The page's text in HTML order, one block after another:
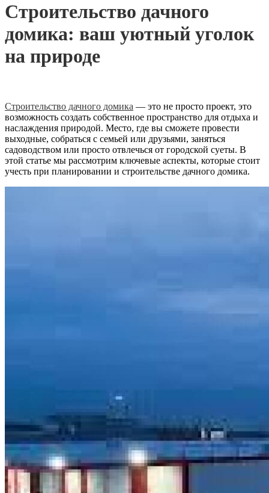
Строительство дачного
домика: ваш уютный уголок
на природе
Строительство дачного домика — это не просто проект, это
возможность создать собственное пространство для отдыха и
наслаждения природой. Место, где вы сможете провести
выходные, собраться с семьей или друзьями, заняться
садоводством или просто отвлечься от городской суеты. В
этой статье мы рассмотрим ключевые аспекты, которые стоит
учесть при планировании и строительстве дачного домика.